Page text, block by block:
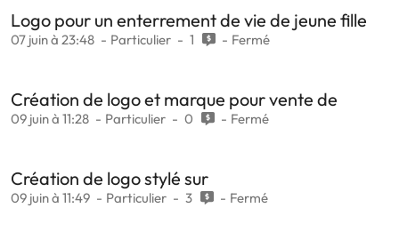
Logo pour un enterrement de vie de jeune fille
07 juin à 23:48 Particulier 1 Fermé
Création de logo et marque pour vente de
09 juin à 11:28 Particulier 0 Fermé
Création de logo stylé sur
09 juin à 11:49 Particulier 3 Fermé